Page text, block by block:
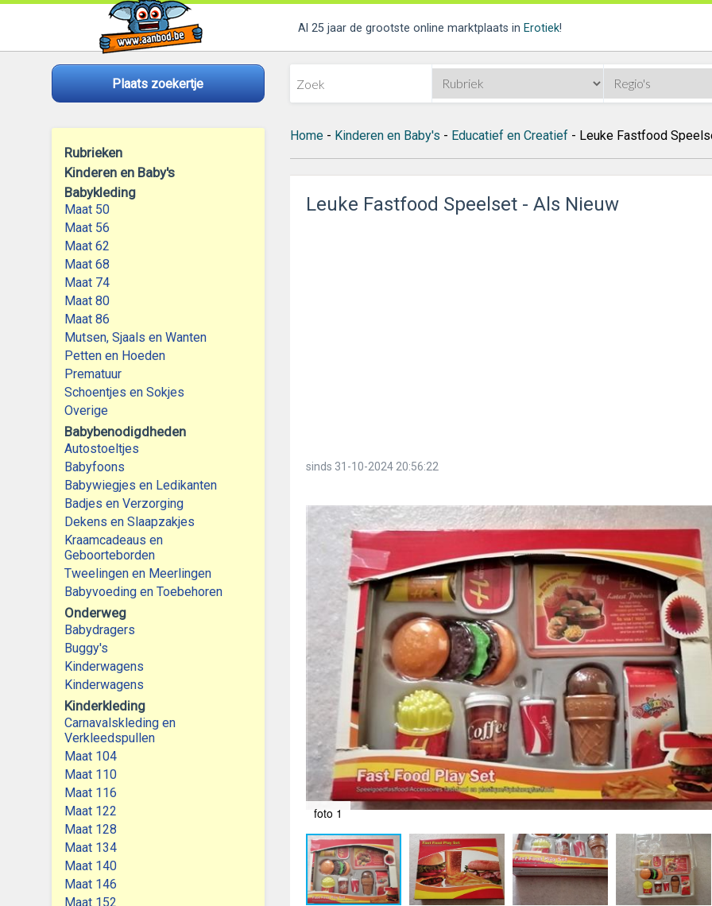
Al 25 jaar de grootste online marktplaats in Erotiek!
Plaats zoekertje
Rubrieken
Kinderen en Baby's
Babykleding
Maat 50
Maat 56
Maat 62
Maat 68
Maat 74
Maat 80
Maat 86
Mutsen, Sjaals en Wanten
Petten en Hoeden
Prematuur
Schoentjes en Sokjes
Overige
Babybenodigdheden
Autostoeltjes
Babyfoons
Babywiegjes en Ledikanten
Badjes en Verzorging
Dekens en Slaapzakjes
Kraamcadeaus en
Geboorteborden
Tweelingen en Meerlingen
Babyvoeding en Toebehoren
Onderweg
Babydragers
Buggy's
Kinderwagens
Kinderwagens
Kinderkleding
Carnavalskleding en
Verkleedspullen
Maat 104
Maat 110
Maat 116
Maat 122
Maat 128
Maat 134
Maat 140
Maat 146
Maat 152
Home- Kinderen en Baby's - Educatief en Creatief- Leuke Fastfood
Leuke Fastfood Speelset - Als Nieuw
sinds 31-10-2024 20:56:22
foto 1